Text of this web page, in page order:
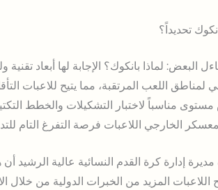
تحديداً؟
البعض: لماذا بانكوك؟ الإجابة لها أبعاد تقنية
لمناطق اللعب المرتقبة، مما يتيح للاعبات
مناسباً لاختبار التشكيلات والخطط
الخارجي اللاعبات فرصة التفرغ التام
إدارة كرة القدم النسائية عالية
اللاعبات المزيد من الخبرات الدولية من خلال